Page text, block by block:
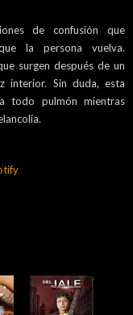
de confusión que
la persona vuelva.
surgen después de un
interior. Sin duda, esta
todo pulmón mientras